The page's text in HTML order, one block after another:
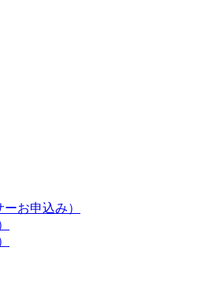
お申込み）